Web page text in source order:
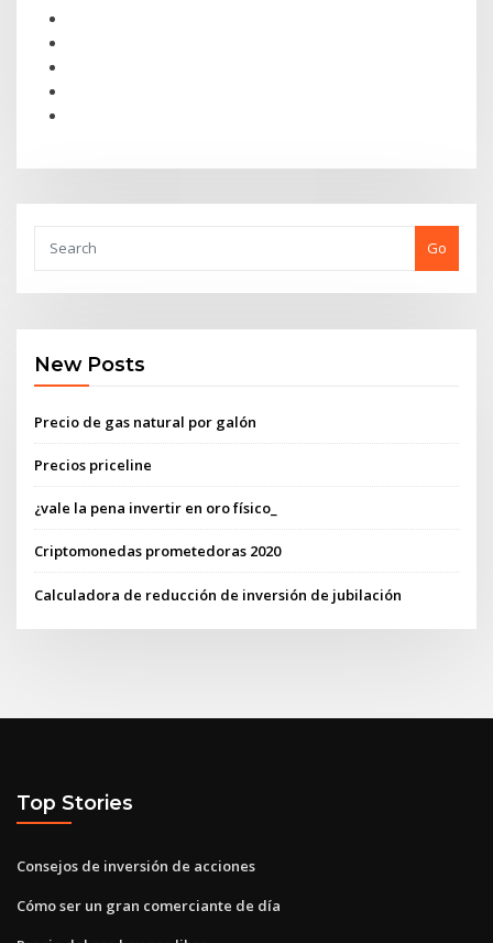
Go
New Posts
Precio de gas natural por galón
Precios priceline
¿vale la pena invertir en oro físico_
Criptomonedas prometedoras 2020
Calculadora de reducción de inversión de jubilación
Top Stories
Consejos de inversión de acciones
Cómo ser un gran comerciante de día